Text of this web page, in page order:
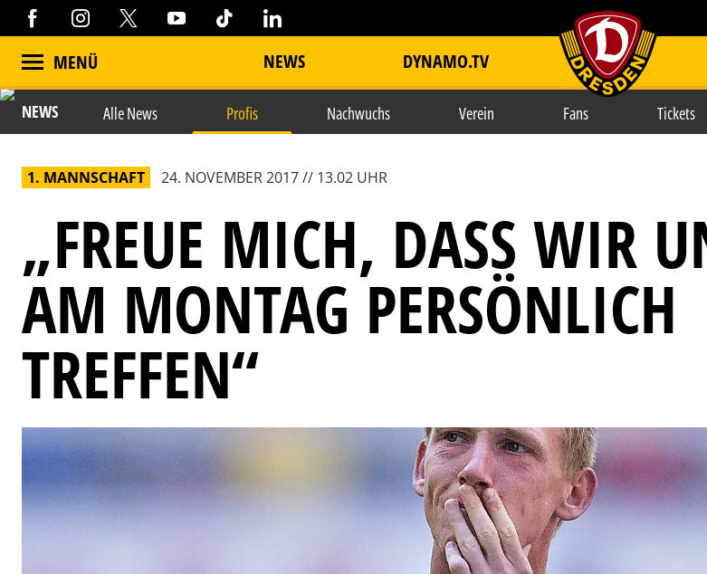
MENÜ NEWS DYNAMO.TV item.title
NEWS Alle News Profis Nachwuchs Verein Fans Tickets
1. MANNSCHAFT 24. NOVEMBER 2017 // 13.02 UHR
„FREUE MICH, DASS WIR
AM MONTAG PERSÖNLICH
TREFFEN“